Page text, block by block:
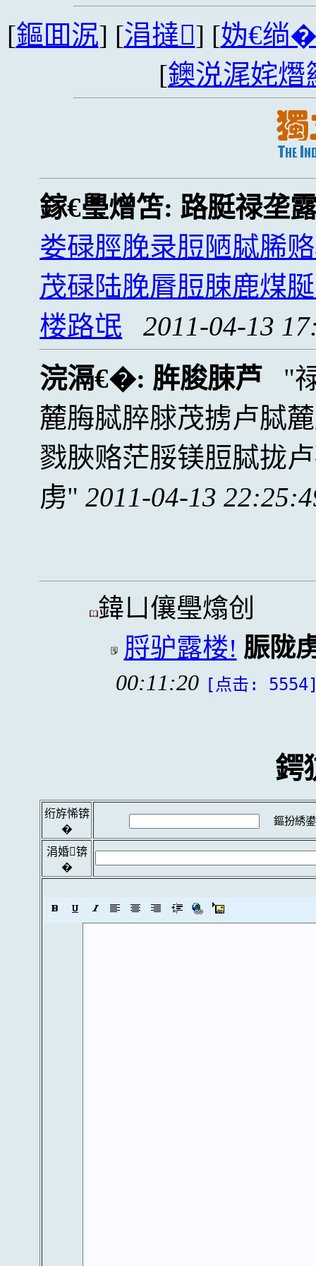
[鏂囬泦] [涓撻] [妫€绱
[鐭涚浘姹熸
鎵€璺熷笘: 路脡禄垄
娄碌脛脕录脰陋脦脪
茂碌陆脕脣脰脨鹿煤
楼路氓
2011-04-13
浣滆€�: 脌脧脨芦
麓脢脦脺脙茂掳卢脦
戮脥赂茫脮镁脰脦拢
虏
2011-04-13
鍏ㄩ儴璺熻创
脟驴露楼! 脤陇
00:11:20 [点击:
鍔
绗斿悕锛
�
鏂扮綉
涓婚锛
�